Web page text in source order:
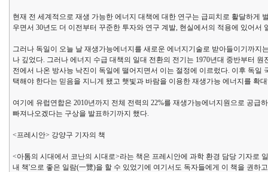
현재 전 세계적으로 재생 가능한 에너지 대책에 대한 연구는 급피치로 활달하게
우면서 30년도 더 이전부터 꾸준한 투자와 연구 계발, 현실에서의 적용에 있어
그러나 독일이 오늘 날 재생가능에너지를 새로운 에너지기술로 받아들이기까
나 깊었다. 그러나 에너지 수급 대책의 일대 전환의 전기는 1970년대 중반부터
전에서 나온 방사능 낙진이 독일에 떨어지면서 이는 절정에 이르렀다. 이후 독
택해야 한다는 믿음을 지니게 됐고 햇빛과 바람을 이용한 재생가능 에너지를 확
여기에 유럽연합은 2010년까지 전체 전력의 22%를 재생가능에너지원으로 공
빠져나오겠다는 구상을 발표하기까지 했다.
<프레시안> 강양구 기자의 책
<아톰의 시대에서 코난의 시대로>라는 책은 프레시안에 과학 환경 담당 기자로
내 책'으로 좋은 일람(一覽)을 할 수 있었기에 여기서도 독자들에게 이 책을 권하